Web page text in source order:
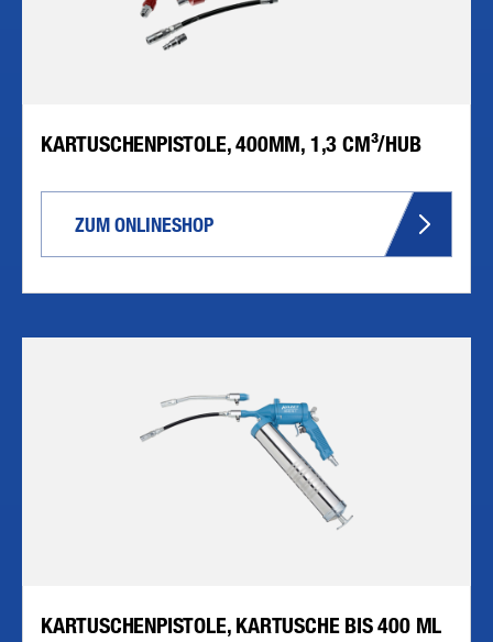
KARTUSCHENPISTOLE, 400MM, 1,3 CM³/HUB
ZUM ONLINESHOP
KARTUSCHENPISTOLE, KARTUSCHE BIS 400 ML